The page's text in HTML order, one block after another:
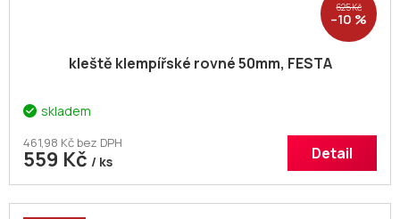
625 Kč
–10 %
kleště klempířské rovné 50mm, FESTA
skladem
461,98 Kč bez DPH
559 Kč / ks Detail